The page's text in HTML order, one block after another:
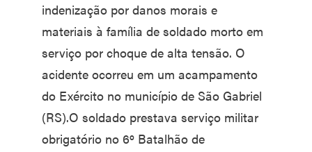
indenização por danos morais e
materiais à família de soldado morto em
serviço por choque de alta tensão. O
acidente ocorreu em um acampamento
do Exército no município de São Gabriel
(RS).O soldado prestava serviço militar
obrigatório no 6º Batalhão de